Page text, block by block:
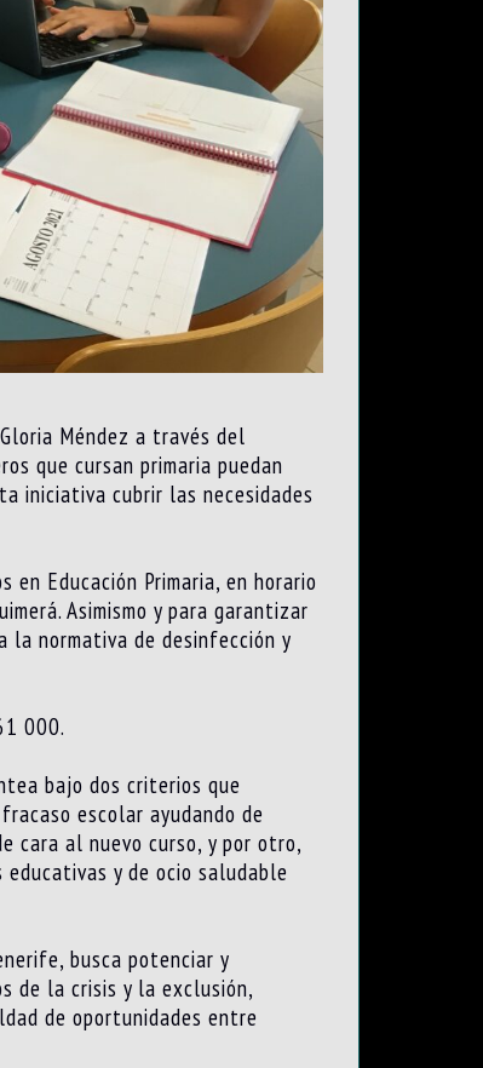
Méndez a través del
que cursan primaria puedan
iniciativa cubrir las necesidades
Educación Primaria, en horario
Asimismo y para garantizar
normativa de desinfección y
000.
bajo dos criterios que
escolar ayudando de
cara al nuevo curso, y por otro,
y de ocio saludable
busca potenciar y
de la crisis y la exclusión,
de oportunidades entre